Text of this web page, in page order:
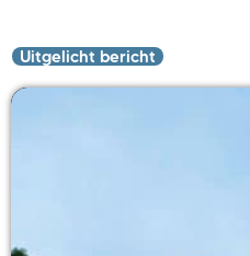
Uitgelicht bericht